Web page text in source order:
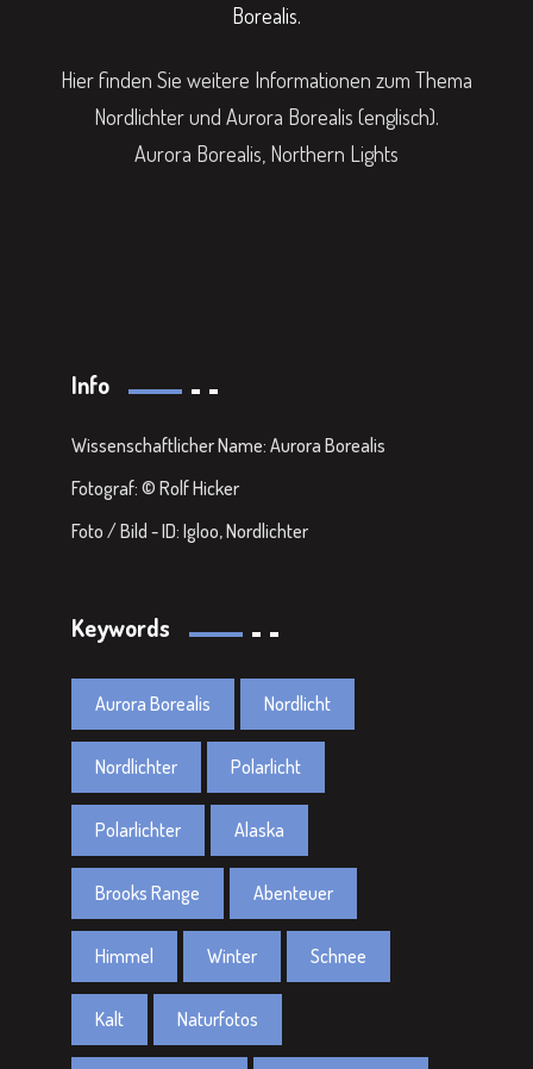
Borealis.
Hier finden Sie weitere Informationen zum Thema
Nordlichter und Aurora Borealis (englisch).
Aurora Borealis, Northern Lights
Info
Wissenschaftlicher Name: Aurora Borealis
Fotograf: © Rolf Hicker
Foto / Bild - ID: Igloo, Nordlichter
Keywords
Aurora Borealis Nordlicht
Nordlichter Polarlicht
Polarlichter Alaska
Brooks Range Abenteuer
Himmel Winter Schnee
Kalt Naturfotos